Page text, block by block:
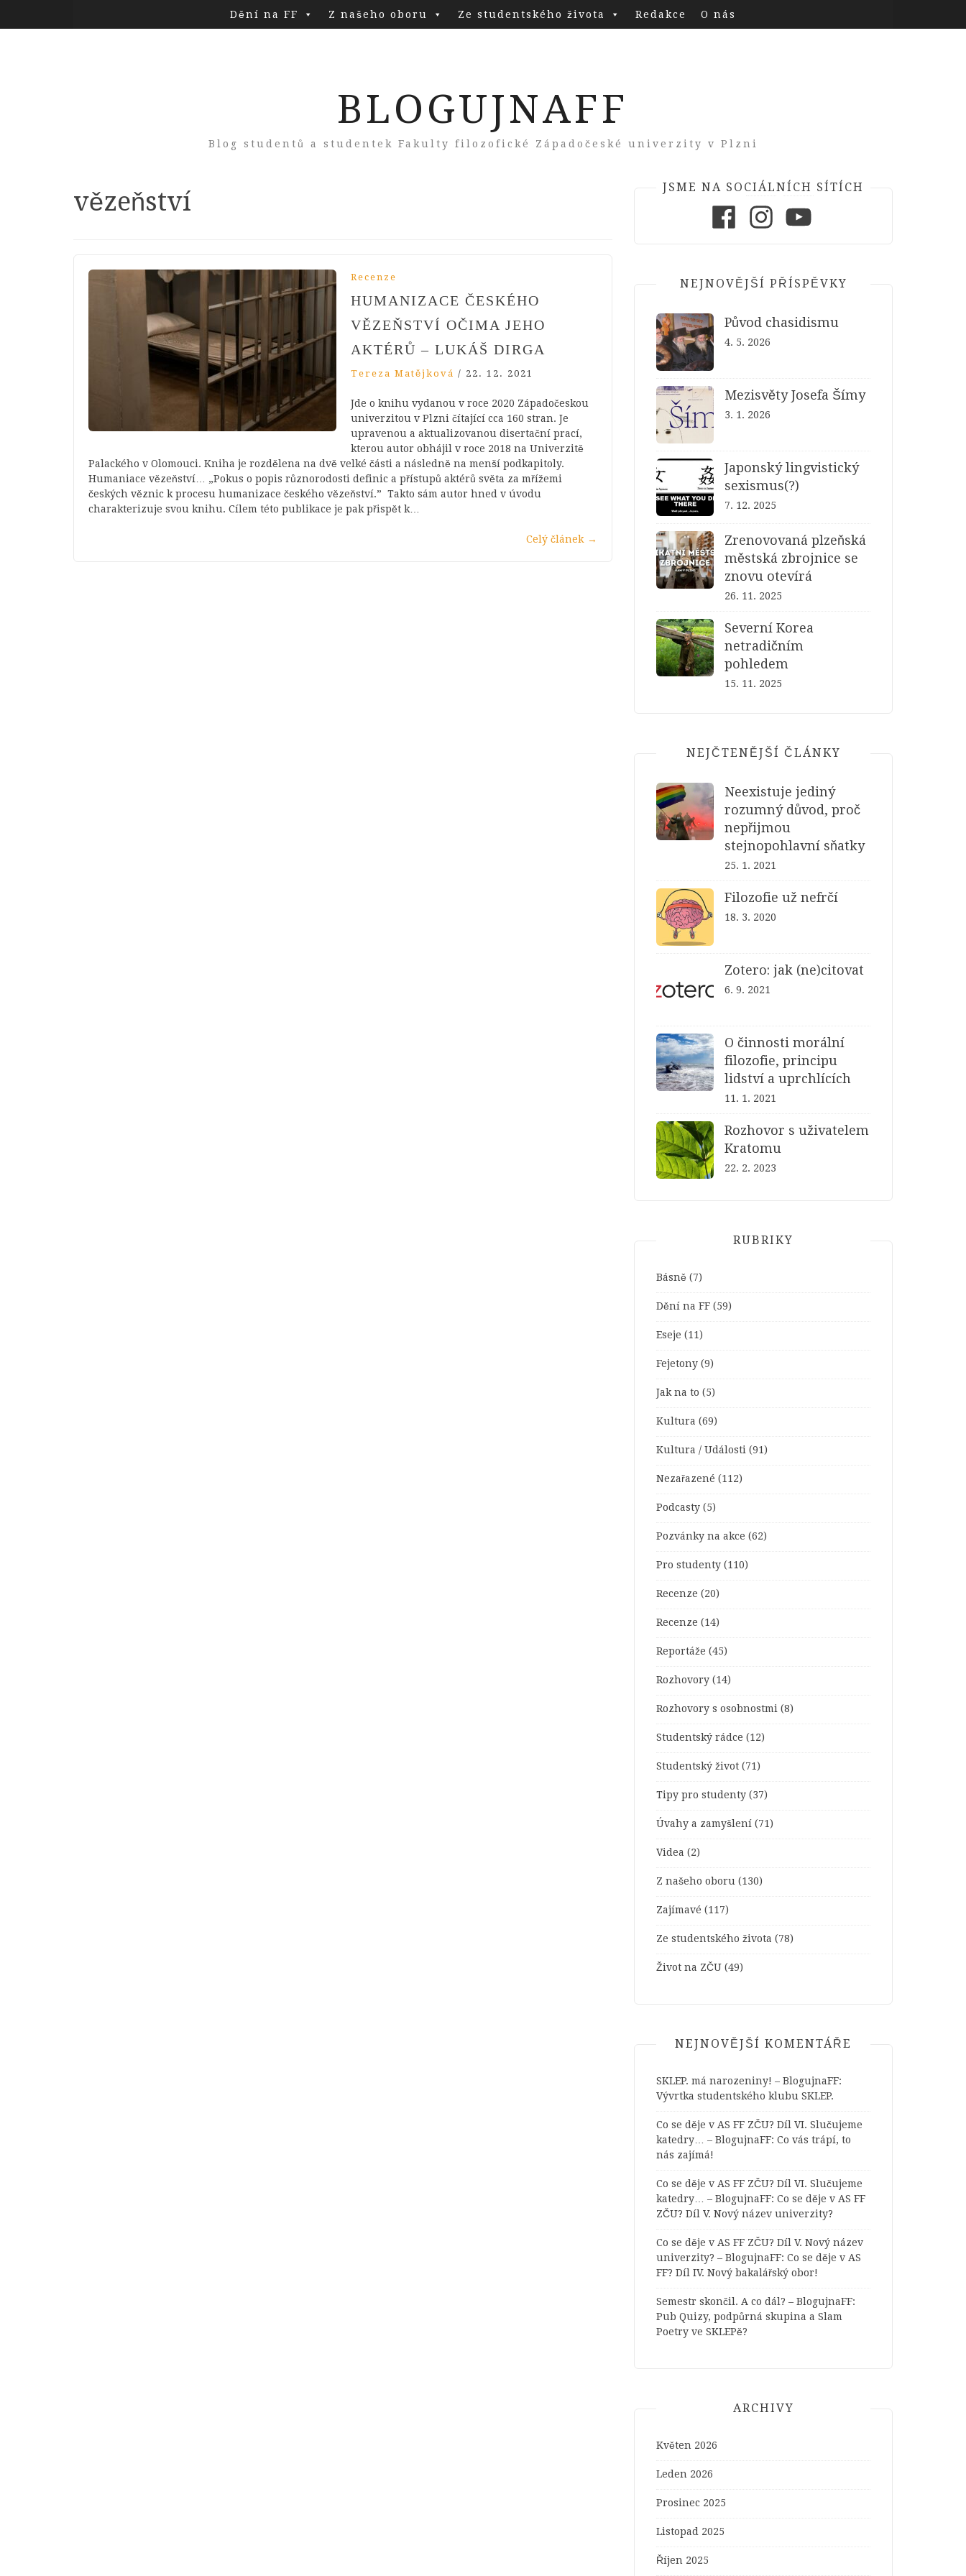
Dění na FF Z našeho oboru Ze studentského života Redakce O nás
BLOGUJNAFF
Blog studentů a studentek Fakulty filozofické Západočeské univerzity v Plzni
Tag:
vězeňství
Recenze
HUMANIZACE ČESKÉHO
VĚZEŇSTVÍ OČIMA JEHO
AKTÉRŮ – LUKÁŠ DIRGA
Tereza Matějková / 22. 12. 2021
Jde o knihu vydanou v roce 2020 Západočeskou
univerzitou v Plzni čítající cca 160 stran. Je
upravenou a aktualizovanou disertační prací,
kterou autor obhájil v roce 2018 na Univerzitě
Palackého v Olomouci. Kniha je rozdělena na dvě velké části a následně na menší podkapitoly.
Humaniace vězeňství… „Pokus o popis různorodosti definic a přístupů aktérů světa za mřížemi
českých věznic k procesu humanizace českého vězeňství.” Takto sám autor hned v úvodu
charakterizuje svou knihu. Cílem této publikace je pak přispět k…
Celý článek →
JSME NA SOCIÁLNÍCH SÍTÍCH
NEJNOVĚJŠÍ PŘÍSPĚVKY
Původ chasidismu
4. 5. 2026
Mezisvěty Josefa Šímy
3. 1. 2026
Japonský lingvistický
sexismus(?)
7. 12. 2025
Zrenovovaná plzeňská
městská zbrojnice se
znovu otevírá
26. 11. 2025
Severní Korea
netradičním
pohledem
15. 11. 2025
NEJČTENĚJŠÍ ČLÁNKY
Neexistuje jediný
rozumný důvod, proč
nepřijmou
stejnopohlavní sňatky
25. 1. 2021
Filozofie už nefrčí
18. 3. 2020
Zotero: jak (ne)citovat
6. 9. 2021
O činnosti morální
filozofie, principu
lidství a uprchlících
11. 1. 2021
Rozhovor s uživatelem
Kratomu
22. 2. 2023
RUBRIKY
Básně (7)
Dění na FF (59)
Eseje (11)
Fejetony (9)
Jak na to (5)
Kultura (69)
Kultura / Události (91)
Nezařazené (112)
Podcasty (5)
Pozvánky na akce (62)
Pro studenty (110)
Recenze (20)
Recenze (14)
Reportáže (45)
Rozhovory (14)
Rozhovory s osobnostmi (8)
Studentský rádce (12)
Studentský život (71)
Tipy pro studenty (37)
Úvahy a zamyšlení (71)
Videa (2)
Z našeho oboru (130)
Zajímavé (117)
Ze studentského života (78)
Život na ZČU (49)
NEJNOVĚJŠÍ KOMENTÁŘE
SKLEP. má narozeniny! – BlogujnaFF:
Vývrtka studentského klubu SKLEP.
Co se děje v AS FF ZČU? Díl VI. Slučujeme
katedry… – BlogujnaFF: Co vás trápí, to
nás zajímá!
Co se děje v AS FF ZČU? Díl VI. Slučujeme
katedry… – BlogujnaFF: Co se děje v AS FF
ZČU? Díl V. Nový název univerzity?
Co se děje v AS FF ZČU? Díl V. Nový název
univerzity? – BlogujnaFF: Co se děje v AS
FF? Díl IV. Nový bakalářský obor!
Semestr skončil. A co dál? – BlogujnaFF:
Pub Quizy, podpůrná skupina a Slam
Poetry ve SKLEPě?
ARCHIVY
Květen 2026
Leden 2026
Prosinec 2025
Listopad 2025
Říjen 2025